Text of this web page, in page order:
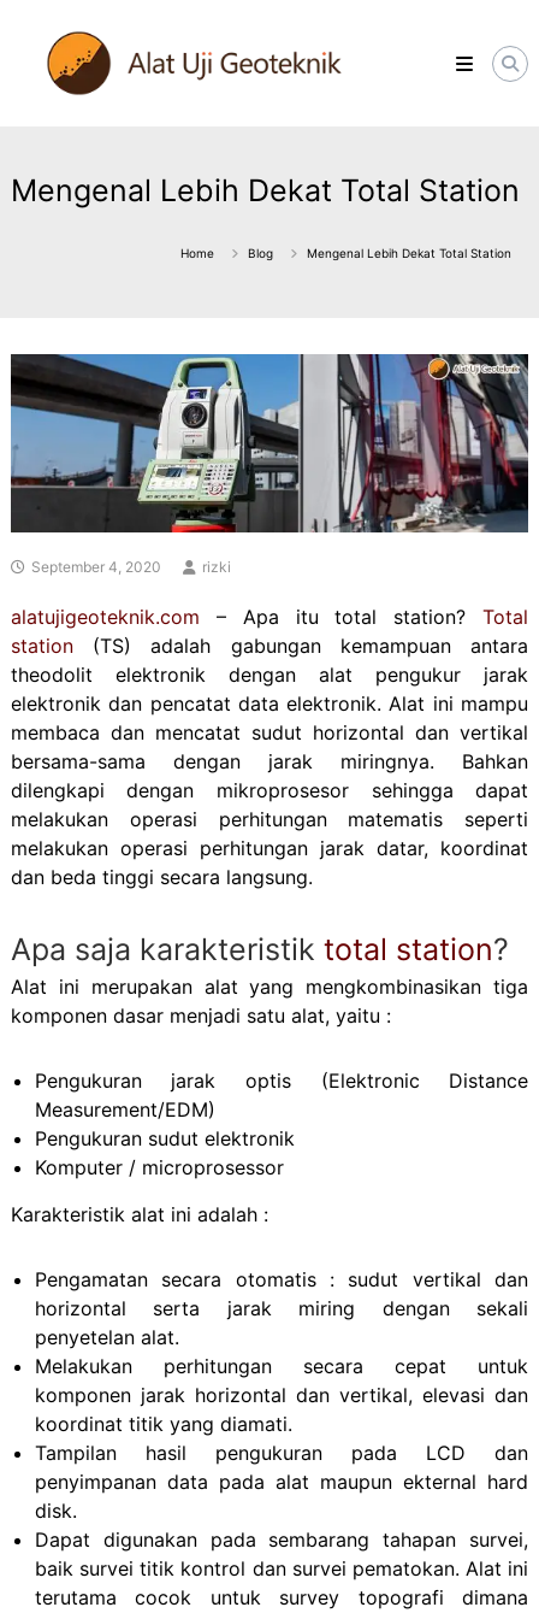
content
ALATUJIGEOTEKNIK.COM
DISTRIBUTOR
INSTRUMENT
Mengenal Lebih Dekat Total Station
Home Blog Mengenal Lebih Dekat Total Station
September 4, 2020 rizki
alatujigeoteknik.com – Apa itu total station?Total
station(TS) adalah gabungan kemampuan antara
theodolit elektronik dengan alat pengukur jarak
elektronik dan pencatat data elektronik. Alat ini mampu
membaca dan mencatat sudut horizontal dan vertikal
bersama-sama dengan jarak miringnya. Bahkan
dilengkapi dengan mikroprosesor sehingga dapat
melakukan operasi perhitungan matematis seperti
melakukan operasi perhitungan jarak datar, koordinat
dan beda tinggi secara langsung.
Apa saja karakteristik total station?
Alat ini merupakan alat yang mengkombinasikan tiga
komponen dasar menjadi satu alat, yaitu :
Pengukuran jarak optis (Elektronic Distance
Measurement/EDM)
Pengukuran sudut elektronik
Komputer / microprosessor
Karakteristik alat ini adalah :
Pengamatan secara otomatis : sudut vertikal dan
horizontal serta jarak miring dengan sekali
penyetelan alat.
Melakukan perhitungan secara cepat untuk
komponen jarak horizontal dan vertikal, elevasi dan
koordinat titik yang diamati.
Tampilan hasil pengukuran pada LCD dan
penyimpanan data pada alat maupun ekternal hard
disk.
Dapat digunakan pada sembarang tahapan survei,
baik survei titik kontrol dan survei pematokan. Alat ini
terutama cocok untuk survey topografi dimana